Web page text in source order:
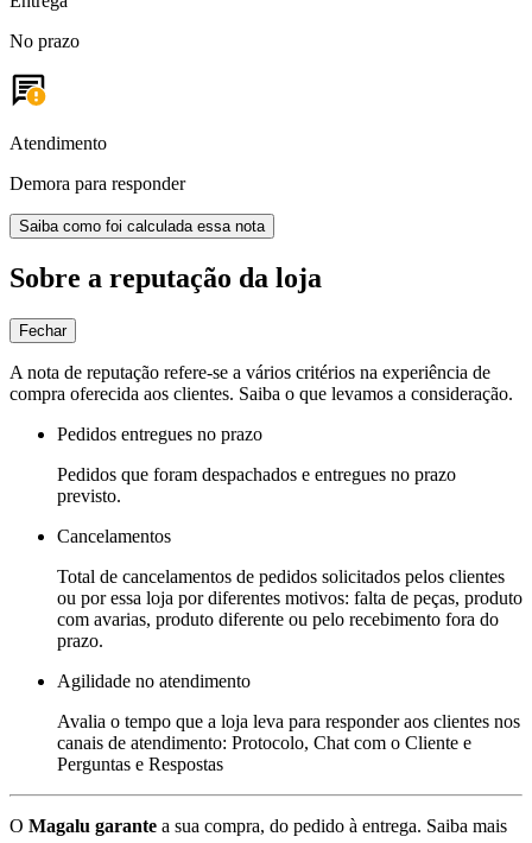
No prazo
Atendimento
Demora para responder
Saiba como foi calculada essa nota
Sobre a reputação da loja
Fechar
A nota de reputação refere-se a vários critérios na experiência de
compra oferecida aos clientes. Saiba o que levamos a consideração.
Pedidos entregues no prazo
Pedidos que foram despachados e entregues no prazo
previsto.
Cancelamentos
Total de cancelamentos de pedidos solicitados pelos clientes
ou por essa loja por diferentes motivos: falta de peças, produto
com avarias, produto diferente ou pelo recebimento fora do
prazo.
Agilidade no atendimento
Avalia o tempo que a loja leva para responder aos clientes nos
canais de atendimento: Protocolo, Chat com o Cliente e
Perguntas e Respostas
O Magalu garante a sua compra, do pedido à entrega. Saiba mais